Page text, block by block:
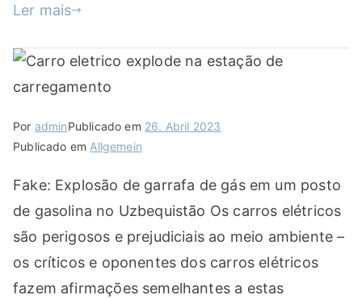
Ler mais
Por adminPublicado em 26. Abril 2023
Publicado em Allgemein
Fake: Explosão de garrafa de gás em um posto
de gasolina no Uzbequistão Os carros elétricos
são perigosos e prejudiciais ao meio ambiente –
os críticos e oponentes dos carros elétricos
fazem afirmações semelhantes a estas